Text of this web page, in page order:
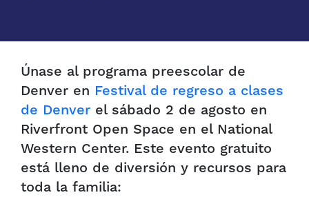
Únase al programa preescolar de
Denver en Festival de regreso a clases
de Denver el sábado 2 de agosto en
Riverfront Open Space en el National
Western Center. Este evento gratuito
está lleno de diversión y recursos para
toda la familia: